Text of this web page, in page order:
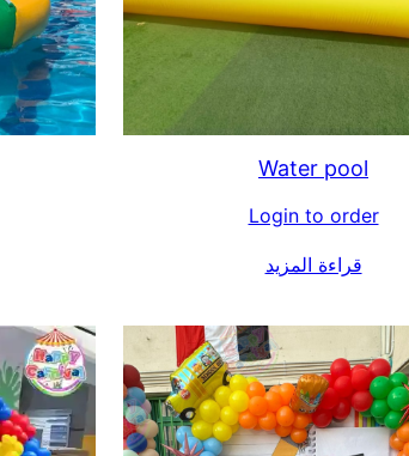
Water pool
Login to order
قراءة المزيد